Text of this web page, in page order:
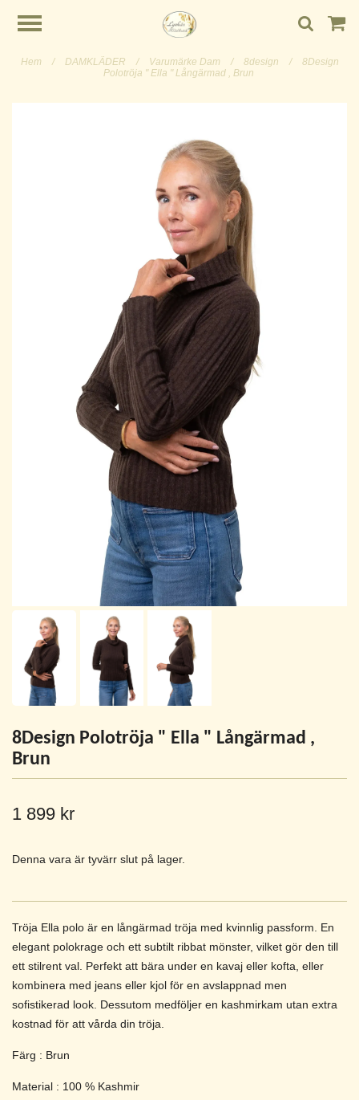
Hem / DAMKLÄDER / Varumärke Dam / 8design /
8Design
Polotröja " Ella " Långärmad , Brun
8Design Polotröja " Ella " Långärmad ,
Brun
1 899 kr
Denna vara är tyvärr slut på lager.
Tröja Ella polo är en långärmad tröja med kvinnlig passform. En
elegant polokrage och ett subtilt ribbat mönster, vilket gör den till
ett stilrent val. Perfekt att bära under en kavaj eller kofta, eller
kombinera med jeans eller kjol för en avslappnad men
sofistikerad look. Dessutom medföljer en kashmirkam utan extra
kostnad för att vårda din tröja.
Färg : Brun
Material : 100 % Kashmir